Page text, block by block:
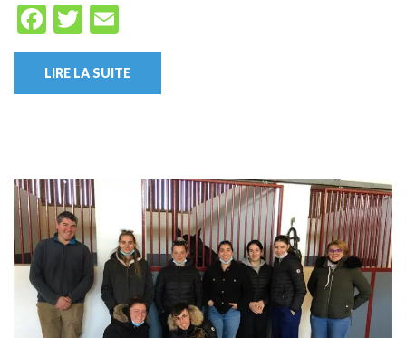
Facebook
Twitter
LIRE LA SUITE